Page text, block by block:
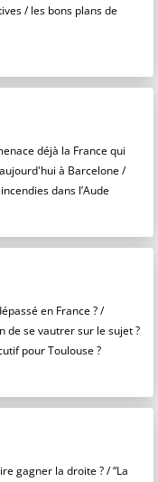
/ les bons plans de
déjà la France qui
à Barcelone /
dans l’Aude
en France ? /
de se vautrer sur le sujet ?
pour Toulouse ?
gagner la droite ? / “La